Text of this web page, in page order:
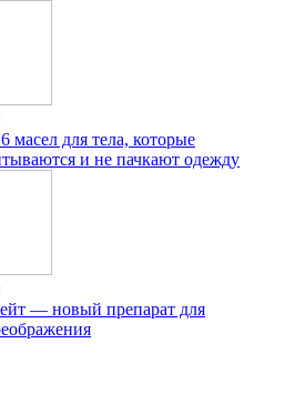
для тела, которые
и не пачкают одежду
— новый препарат для